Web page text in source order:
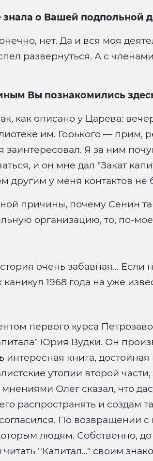
о Вашей подпольной
нет. Да и вся моя
развернуться. А с
Вы познакомились
как описано у Царева:
им. Горького — прим,
Я за ним
и он мне дал "Закат
другим у меня контактов не
причины, почему Сенин
организацию, то, по-
очень забавная...
1968 года на уже
первого курса
Юрия Вудки. Он
интересная книга,
утопии второй
Олег сказал, что
распространять и
По возвращении
людям. Собственно,
''Капитал..." своим